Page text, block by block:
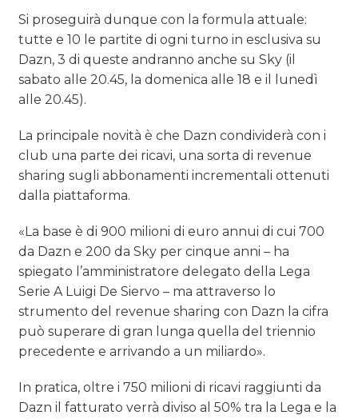
Si proseguirà dunque con la formula attuale:
tutte e 10 le partite di ogni turno in esclusiva su
Dazn, 3 di queste andranno anche su Sky (il
sabato alle 20.45, la domenica alle 18 e il lunedì
alle 20.45).
La principale novità è che Dazn condividerà con i
club una parte dei ricavi, una sorta di revenue
sharing sugli abbonamenti incrementali ottenuti
dalla piattaforma.
«La base è di 900 milioni di euro annui di cui 700
da Dazn e 200 da Sky per cinque anni – ha
spiegato l’amministratore delegato della Lega
Serie A Luigi De Siervo – ma attraverso lo
strumento del revenue sharing con Dazn la cifra
può superare di gran lunga quella del triennio
precedente e arrivando a un miliardo».
In pratica, oltre i 750 milioni di ricavi raggiunti da
Dazn il fatturato verrà diviso al 50% tra la Lega e la